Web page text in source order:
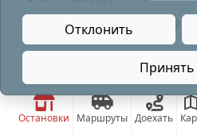
Остановки Маршруты Доехать
Поворот на
автобус
Поворот
Поворот пос.
автобус
движение по
Отклонить
Принять